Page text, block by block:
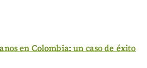
en Colombia: un caso de éxito